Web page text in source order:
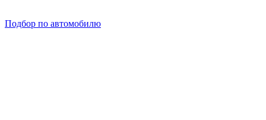
Подбор по автомобилю